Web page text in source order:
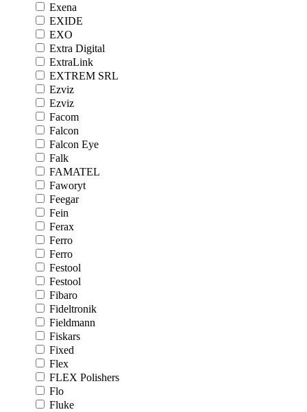
Exena
EXIDE
EXO
Extra Digital
ExtraLink
EXTREM SRL
Ezviz
Ezviz
Facom
Falcon
Falcon Eye
Falk
FAMATEL
Faworyt
Feegar
Fein
Ferax
Ferro
Ferro
Festool
Festool
Fibaro
Fideltronik
Fieldmann
Fiskars
Fixed
Flex
FLEX Polishers
Flo
Fluke